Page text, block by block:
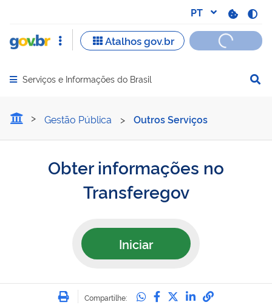
Abrir menu principal de navegação
Serviços e Informações do Brasil
Obter informações no
Gestão Pública > Outros Serviços
Obter informações no
Transferegov
Iniciar
Imprimir
Compartilhe: Compartilhe no
Compartilhe no
Compartilhe no
Compartilhe